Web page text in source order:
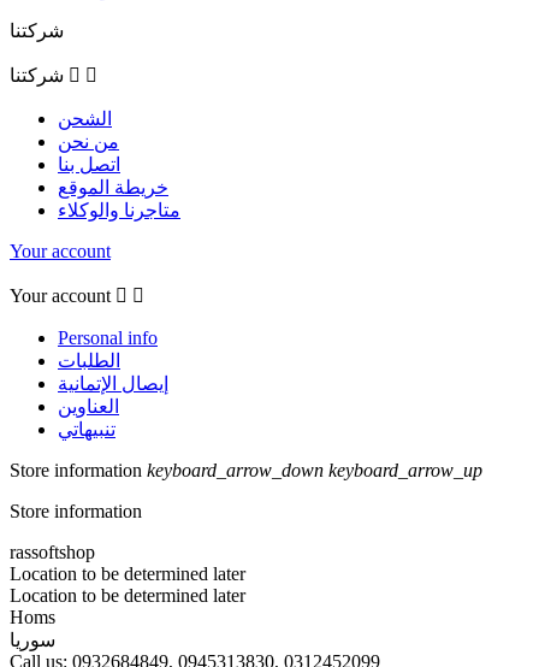
شركتنا
شركتنا  
الشحن
من نحن
اتصل بنا
خريطة الموقع
متاجرنا والوكلاء
Your account
Your account  
Personal info
الطلبات
إيصال الإتمانية
العناوين
تنبيهاتي
Store information keyboard_arrow_down keyboard_arrow_up
Store information
rassoftshop
Location to be determined later
Location to be determined later
Homs
سوريا
Call us: 0932684849, 0945313830, 0312452099